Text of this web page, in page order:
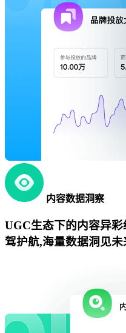
内容数据洞察
UGC生态下的内容异
驾护航,海量数据洞见未